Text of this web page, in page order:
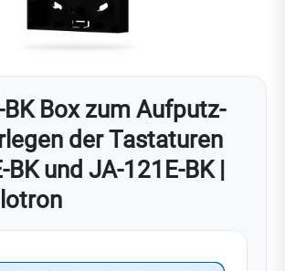
BK Box zum Aufputz-
der Tastaturen
und JA-121E-BK |